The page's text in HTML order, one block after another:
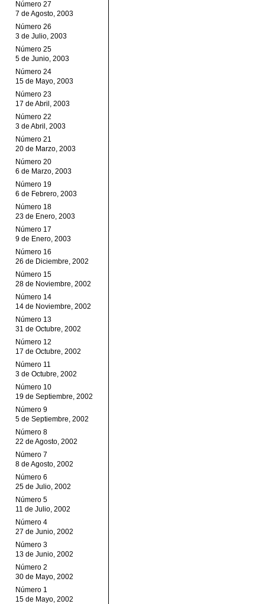
Número 27
7 de Agosto, 2003
Número 26
3 de Julio, 2003
Número 25
5 de Junio, 2003
Número 24
15 de Mayo, 2003
Número 23
17 de Abril, 2003
Número 22
3 de Abril, 2003
Número 21
20 de Marzo, 2003
Número 20
6 de Marzo, 2003
Número 19
6 de Febrero, 2003
Número 18
23 de Enero, 2003
Número 17
9 de Enero, 2003
Número 16
26 de Diciembre, 2002
Número 15
28 de Noviembre, 2002
Número 14
14 de Noviembre, 2002
Número 13
31 de Octubre, 2002
Número 12
17 de Octubre, 2002
Número 11
3 de Octubre, 2002
Número 10
19 de Septiembre, 2002
Número 9
5 de Septiembre, 2002
Número 8
22 de Agosto, 2002
Número 7
8 de Agosto, 2002
Número 6
25 de Julio, 2002
Número 5
11 de Julio, 2002
Número 4
27 de Junio, 2002
Número 3
13 de Junio, 2002
Número 2
30 de Mayo, 2002
Número 1
15 de Mayo, 2002